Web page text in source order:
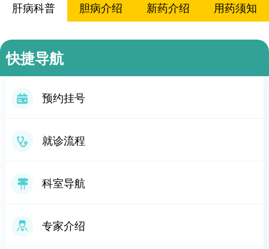
肝病科普 胆病介绍 新药介绍 用药须知
快捷导航
预约挂号
就诊流程
科室导航
专家介绍